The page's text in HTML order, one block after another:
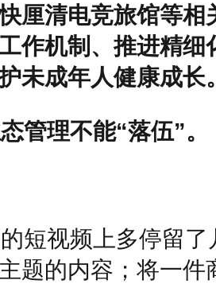
厘清电竞旅馆等相
作机制、推进精细
未成年人健康成长
管理不能“落伍”。
短视频上多停留
题的内容；将一件